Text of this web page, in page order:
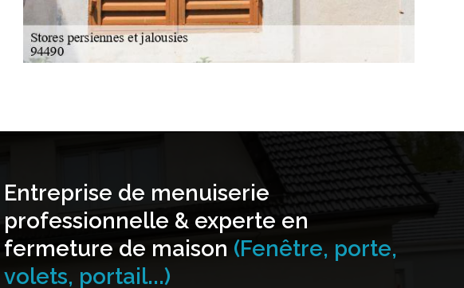
Entreprise de menuiserie
professionnelle & experte en
fermeture de maison (Fenêtre, porte,
volets, portail...)